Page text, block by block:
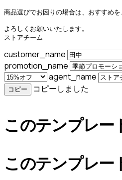
商品選びでお困りの場合は、おすすめを
よろしくお願いいたします。
ストアチーム
customer_name
promotion_name
agent_name
コピー コピーしました
このテンプレー
このテンプレー